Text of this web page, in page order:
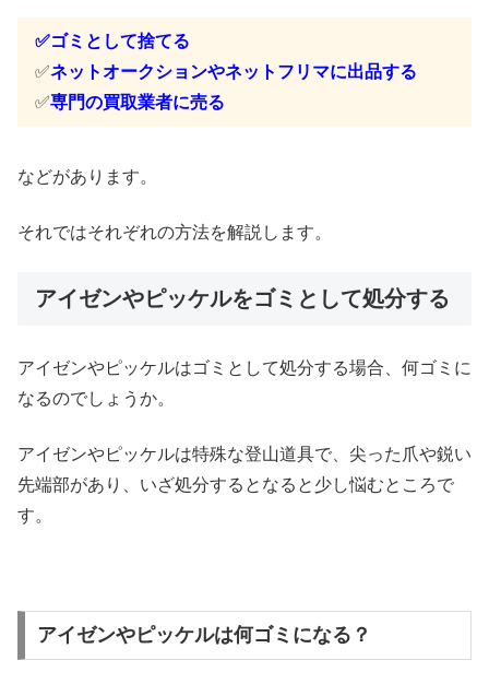
✅ゴミとして捨てる
✅ネットオークションやネットフリマに出品する
✅専門の買取業者に売る
などがあります。
それではそれぞれの方法を解説します。
アイゼンやピッケルをゴミとして処分する
アイゼンやピッケルはゴミとして処分する場合、何ゴミに
なるのでしょうか。
アイゼンやピッケルは特殊な登山道具で、尖った爪や鋭い
先端部があり、いざ処分するとなると少し悩むところで
す。
アイゼンやピッケルは何ゴミになる？